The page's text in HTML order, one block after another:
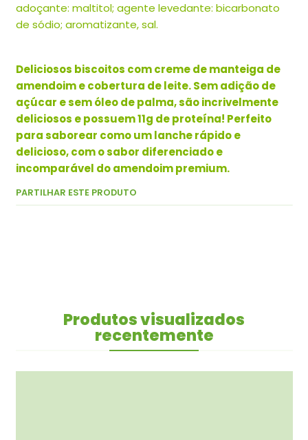
adoçante: maltitol; agente levedante: bicarbonato
de sódio; aromatizante, sal.
Deliciosos biscoitos com creme de manteiga de
amendoim e cobertura de leite. Sem adição de
açúcar e sem óleo de palma, são incrivelmente
deliciosos e possuem 11g de proteína! Perfeito
para saborear como um lanche rápido e
delicioso, com o sabor diferenciado e
incomparável do amendoim premium.
PARTILHAR ESTE PRODUTO
Produtos visualizados
recentemente